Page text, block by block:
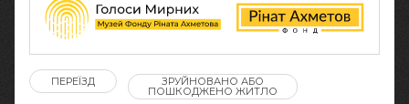
ПЕРЕЇЗД ЗРУЙНОВАНО АБО
ПОШКОДЖЕНО ЖИТЛО